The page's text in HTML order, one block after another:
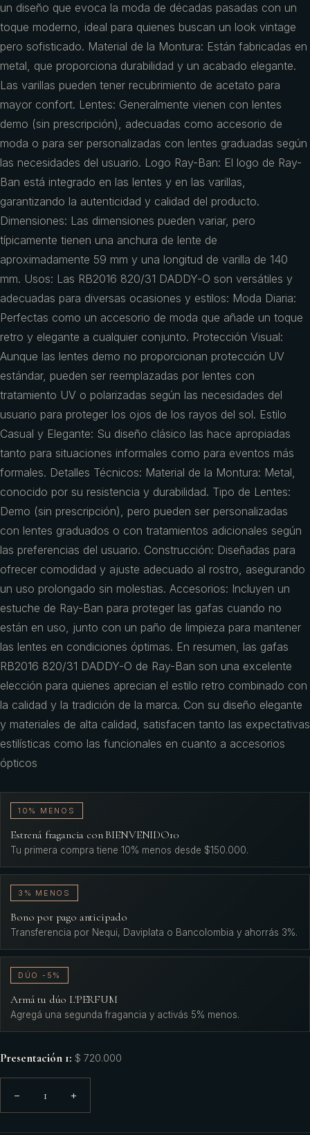
un diseño que evoca la moda de décadas pasadas con un
toque moderno, ideal para quienes buscan un look vintage
pero sofisticado. Material de la Montura: Están fabricadas en
metal, que proporciona durabilidad y un acabado elegante.
Las varillas pueden tener recubrimiento de acetato para
mayor confort. Lentes: Generalmente vienen con lentes
demo (sin prescripción), adecuadas como accesorio de
moda o para ser personalizadas con lentes graduadas según
las necesidades del usuario. Logo Ray-Ban: El logo de Ray-
Ban está integrado en las lentes y en las varillas,
garantizando la autenticidad y calidad del producto.
Dimensiones: Las dimensiones pueden variar, pero
típicamente tienen una anchura de lente de
aproximadamente 59 mm y una longitud de varilla de 140
mm. Usos: Las RB2016 820/31 DADDY-O son versátiles y
adecuadas para diversas ocasiones y estilos: Moda Diaria:
Perfectas como un accesorio de moda que añade un toque
retro y elegante a cualquier conjunto. Protección Visual:
Aunque las lentes demo no proporcionan protección UV
estándar, pueden ser reemplazadas por lentes con
tratamiento UV o polarizadas según las necesidades del
usuario para proteger los ojos de los rayos del sol. Estilo
Casual y Elegante: Su diseño clásico las hace apropiadas
tanto para situaciones informales como para eventos más
formales. Detalles Técnicos: Material de la Montura: Metal,
conocido por su resistencia y durabilidad. Tipo de Lentes:
Demo (sin prescripción), pero pueden ser personalizadas
con lentes graduados o con tratamientos adicionales según
las preferencias del usuario. Construcción: Diseñadas para
ofrecer comodidad y ajuste adecuado al rostro, asegurando
un uso prolongado sin molestias. Accesorios: Incluyen un
estuche de Ray-Ban para proteger las gafas cuando no
están en uso, junto con un paño de limpieza para mantener
las lentes en condiciones óptimas. En resumen, las gafas
RB2016 820/31 DADDY-O de Ray-Ban son una excelente
elección para quienes aprecian el estilo retro combinado con
la calidad y la tradición de la marca. Con su diseño elegante
y materiales de alta calidad, satisfacen tanto las expectativas
estilísticas como las funcionales en cuanto a accesorios
ópticos
10% MENOS
Estrená fragancia con BIENVENIDO10
Tu primera compra tiene 10% menos desde $150.000.
3% MENOS
Bono por pago anticipado
Transferencia por Nequi, Daviplata o Bancolombia y ahorrás 3%.
DÚO -5%
Armá tu dúo L'PERFUM
Agregá una segunda fragancia y activás 5% menos.
Presentación 1: $ 720.000
− 1 +